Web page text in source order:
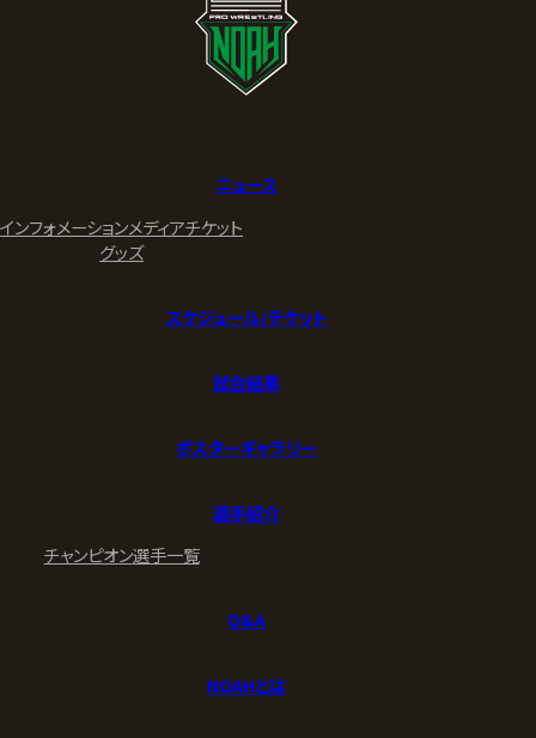
ニュース
インフォメーションメディアチケット
グッズ
スケジュール/チケット
試合結果
ポスターギャラリー
選手紹介
チャンピオン選手一覧
Q&A
NOAHとは